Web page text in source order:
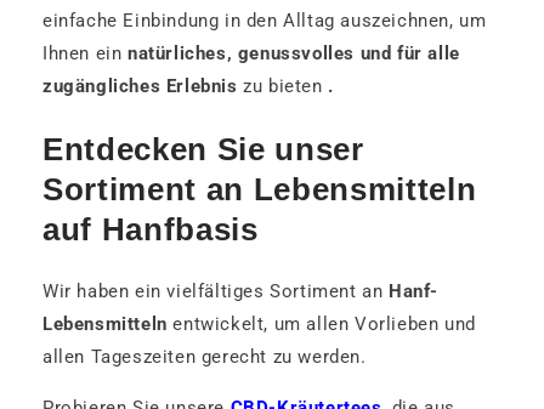
einfache Einbindung in den Alltag auszeichnen, um
Ihnen ein natürliches, genussvolles und für alle
zugängliches Erlebnis zu bieten .
Entdecken Sie unser
Sortiment an Lebensmitteln
auf Hanfbasis
Wir haben ein vielfältiges Sortiment an Hanf-
Lebensmitteln entwickelt, um allen Vorlieben und
allen Tageszeiten gerecht zu werden.